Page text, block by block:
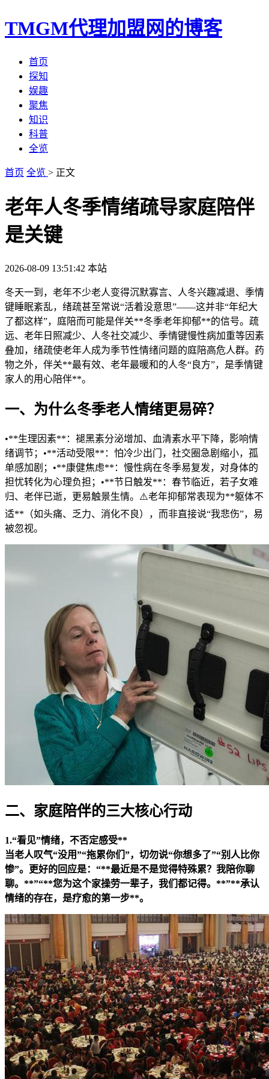
TMGM代理加盟网的博客
首页
探知
娱趣
聚焦
知识
科普
全览
首页 全览 > 正文
老年人冬季情绪疏导家庭陪伴
是关键
2026-08-09 13:51:42 本站
冬天一到，老年不少老人变得沉默寡言、人冬兴趣减退、季情
键睡眠紊乱，绪疏甚至常说“活着没意思”——这并非“年纪大
了都这样”，庭陪而可能是伴关**冬季老年抑郁**的信号。疏
远、老年日照减少、人冬社交减少、季情键慢性病加重等因素
叠加，绪疏使老年人成为季节性情绪问题的庭陪高危人群。药
物之外，伴关**最有效、老年最暖和的人冬“良方”，是季情键
家人的用心陪伴**。
一、为什么冬季老人情绪更易碎？
•**生理因素**：褪黑素分泌增加、血清素水平下降，影响情
绪调节；•**活动受限**：怕冷少出门，社交圈急剧缩小，孤
单感加剧；•**康健焦虑**：慢性病在冬季易复发，对身体的
担忧转化为心理负担；•**节日触发**：春节临近，若子女难
归、老伴已逝，更易触景生情。⚠️老年抑郁常表现为**躯体不
适**（如头痛、乏力、消化不良），而非直接说“我悲伤”，易
被忽视。
二、家庭陪伴的三大核心行动
1.“看见”情绪，不否定感受**
当老人叹气“没用”“拖累你们”，切勿说“你想多了”“别人比你
惨”。更好的回应是：“**最近是不是觉得特殊累？我陪你聊
聊。**”“**您为这个家操劳一辈子，我们都记得。**”**承认
情绪的存在，是疗愈的第一步**。